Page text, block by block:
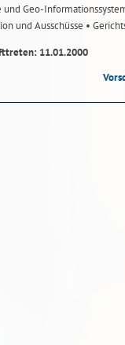
und Geo-
und Ausschüsse •
11.01.2000